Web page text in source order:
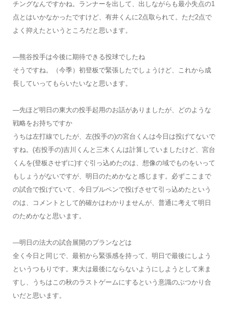
チングなんですかね。ランナーを出して、出しながらも最小失点の1
点とはいかなかったですけど、有井くんに2点取られて。ただ2点で
よく抑えたというところだと思います。
―熊谷投手は今後に期待できる投球でしたね
そうですね。（今季）初登板で緊張したでしょうけど、これから成
長していってもらいたいなと思います。
―先ほど明日の東大の投手起用のお話がありましたが、どのような
戦略をお持ちですか
うちは左打線でしたが、左(投手の)の宮台くんは今日は投げてないで
すね。(右投手の)吉川くんと三木くんは計算していましたけど、宮台
くんを(登板させずに)すぐ引っ込めたのは、想像の域でものをいって
もしょうがないですが、明日のためかなと感じます。必ずここまで
の試合で投げていて、今日ブルペンで投げさせて引っ込めたという
のは、コメントとして的確かはわかりませんが、普通に考えて明日
のためかなと思います。
―明日の法大の試合展開のプランなどは
全く今日と同じで、最初から緊張感を持って、明日で最後にしよう
というつもりです。東大は最後にならないようにしようとして来ま
すし、うちはこの秋のラストゲームにするという意識のぶつかり合
いだと思います。